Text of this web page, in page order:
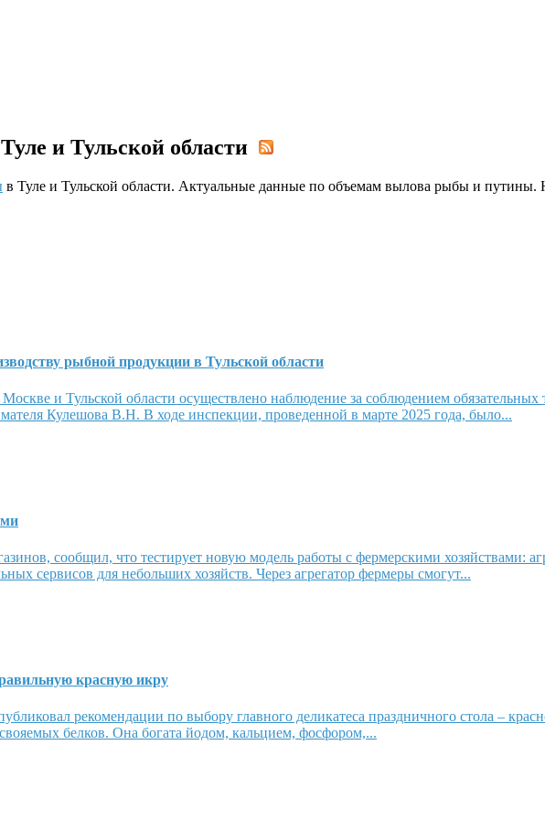
и Тульской области
в Туле и Тульской области. Актуальные данные по объемам вылова рыбы и
рыбной продукции в Тульской области
и Тульской области осуществлено наблюдение за соблюдением
Кулешова В.Н. В ходе инспекции, проведенной в марте 2025 года, было...
сообщил, что тестирует новую модель работы с фермерскими хозяйствами:
сервисов для небольших хозяйств. Через агрегатор фермеры смогут...
красную икру
рекомендации по выбору главного деликатеса праздничного стола –
белков. Она богата йодом, кальцием, фосфором,...